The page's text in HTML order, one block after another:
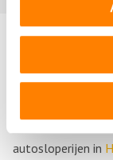
Andere
Bent u op zoek
autosloperijen in